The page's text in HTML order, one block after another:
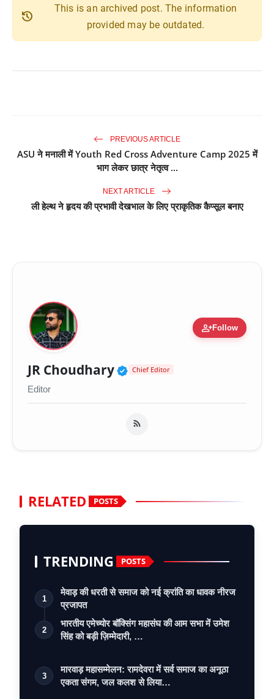
history
This is an archived post. The information
provided may be outdated.
PREVIOUS ARTICLE
ASU ने मनाली में Youth Red Cross Adventure Camp 2025 में
भाग लेकर छात्र नेतृत्व ...
NEXT ARTICLE
ली हेल्थ ने हृदय की प्रभावी देखभाल के लिए प्राकृतिक कैप्सूल बनाए
person_addFollow
JR Choudhary Verified Public Figure
Chief Editor
Editor
RELATED POSTS
TRENDING POSTS
1
मेवाड़ की धरती से समाज को नई क्रांति का धावक नीरज
प्रजापत
2
भारतीय एमेच्योर बॉक्सिंग महासंघ की आम सभा में उमेश
सिंह को बड़ी ज़िम्मेदारी, …
3
मारवाड़ महासम्मेलन: रामदेवरा में सर्व समाज का अनूठा
एकता संगम, जल कलश से लिया…